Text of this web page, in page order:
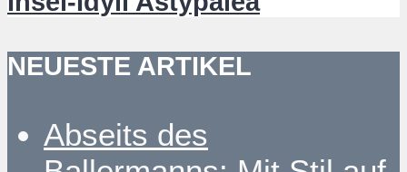
NEUESTE ARTIKEL
Abseits des